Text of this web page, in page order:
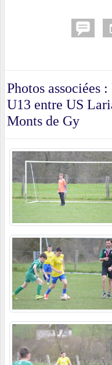
Photos associées
U13 entre US
Monts de Gy